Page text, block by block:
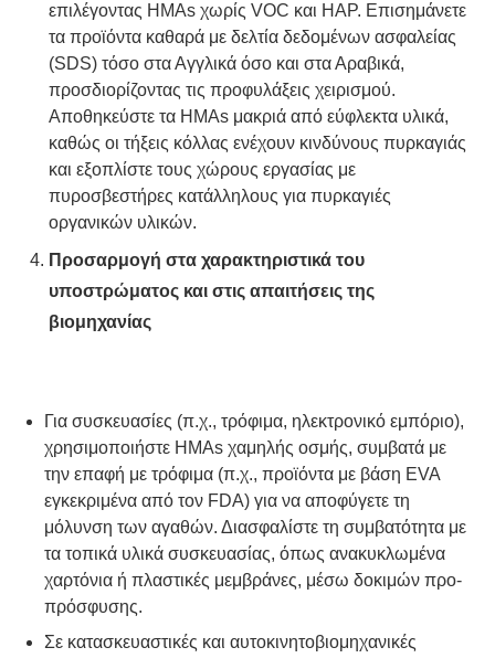
επιλέγοντας HMAs χωρίς VOC και HAP. Επισημάνετε
τα προϊόντα καθαρά με δελτία δεδομένων ασφαλείας
(SDS) τόσο στα Αγγλικά όσο και στα Αραβικά,
προσδιορίζοντας τις προφυλάξεις χειρισμού.
Αποθηκεύστε τα HMAs μακριά από εύφλεκτα υλικά,
καθώς οι τήξεις κόλλας ενέχουν κινδύνους πυρκαγιάς
και εξοπλίστε τους χώρους εργασίας με
πυροσβεστήρες κατάλληλους για πυρκαγιές
οργανικών υλικών.
Προσαρμογή στα χαρακτηριστικά του
υποστρώματος και στις απαιτήσεις της
βιομηχανίας
Για συσκευασίες (π.χ., τρόφιμα, ηλεκτρονικό εμπόριο),
χρησιμοποιήστε HMAs χαμηλής οσμής, συμβατά με
την επαφή με τρόφιμα (π.χ., προϊόντα με βάση EVA
εγκεκριμένα από τον FDA) για να αποφύγετε τη
μόλυνση των αγαθών. Διασφαλίστε τη συμβατότητα με
τα τοπικά υλικά συσκευασίας, όπως ανακυκλωμένα
χαρτόνια ή πλαστικές μεμβράνες, μέσω δοκιμών προ-
πρόσφυσης.
Σε κατασκευαστικές και αυτοκινητοβιομηχανικές